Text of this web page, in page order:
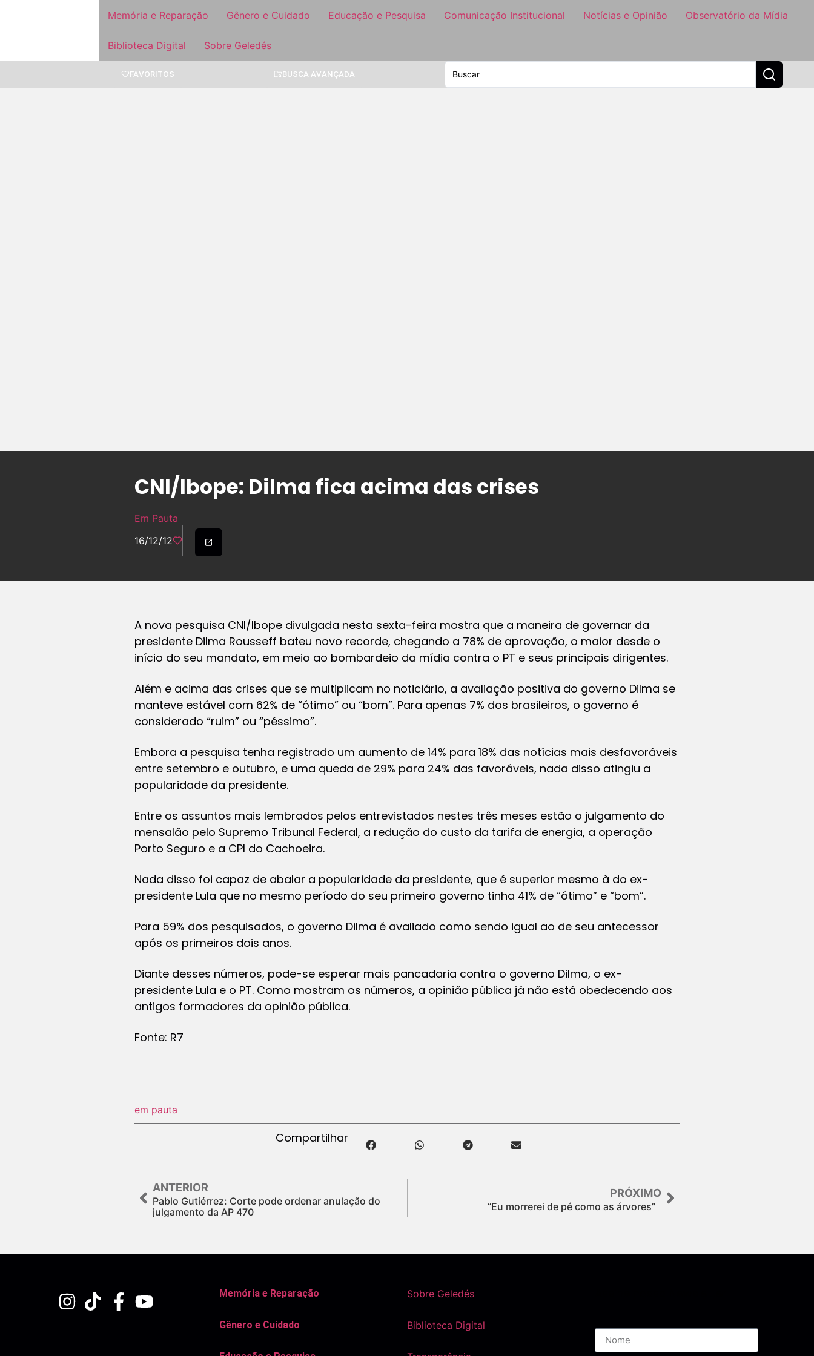
Memória e Reparação Gênero e Cuidado Educação e Pesquisa Comunicação Institucional Notícias e Opinião Observatório da Mídia
Biblioteca Digital Sobre Geledés
FAVORITOS BUSCA AVANÇADA
CNI/Ibope: Dilma fica acima das crises
Em Pauta
16/12/12
A nova pesquisa CNI/Ibope divulgada nesta sexta-feira mostra que a maneira de governar da
presidente Dilma Rousseff bateu novo recorde, chegando a 78% de aprovação, o maior desde o
início do seu mandato, em meio ao bombardeio da mídia contra o PT e seus principais dirigentes.
Além e acima das crises que se multiplicam no noticiário, a avaliação positiva do governo Dilma se
manteve estável com 62% de “ótimo” ou “bom”. Para apenas 7% dos brasileiros, o governo é
considerado “ruim” ou “péssimo”.
Embora a pesquisa tenha registrado um aumento de 14% para 18% das notícias mais desfavoráveis
entre setembro e outubro, e uma queda de 29% para 24% das favoráveis, nada disso atingiu a
popularidade da presidente.
Entre os assuntos mais lembrados pelos entrevistados nestes três meses estão o julgamento do
mensalão pelo Supremo Tribunal Federal, a redução do custo da tarifa de energia, a operação
Porto Seguro e a CPI do Cachoeira.
Nada disso foi capaz de abalar a popularidade da presidente, que é superior mesmo à do ex-
presidente Lula que no mesmo período do seu primeiro governo tinha 41% de “ótimo” e “bom”.
Para 59% dos pesquisados, o governo Dilma é avaliado como sendo igual ao de seu antecessor
após os primeiros dois anos.
Diante desses números, pode-se esperar mais pancadaria contra o governo Dilma, o ex-
presidente Lula e o PT. Como mostram os números, a opinião pública já não está obedecendo aos
antigos formadores da opinião pública.
Fonte: R7
em pauta
Compartilhar
ANTERIOR
Pablo Gutiérrez: Corte pode ordenar anulação do
julgamento da AP 470
PRÓXIMO
“Eu morrerei de pé como as árvores”
Memória e Reparação
Gênero e Cuidado
Sobre Geledés
Biblioteca Digital